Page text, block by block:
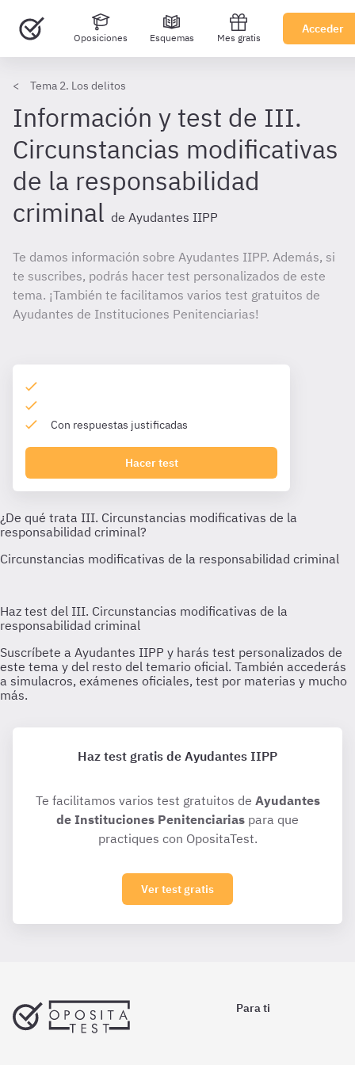
Oposiciones Esquemas Mes gratis
Acceder
Tema 2. Los delitos
Información y test de III.
Circunstancias modificativas
de la responsabilidad
criminal de Ayudantes IIPP
Te damos información sobre Ayudantes IIPP. Además, si
te suscribes, podrás hacer test personalizados de este
tema. ¡También te facilitamos varios test gratuitos de
Ayudantes de Instituciones Penitenciarias!
Con respuestas justificadas
Hacer test
Haz test gratis de Ayudantes IIPP
Te facilitamos varios test gratuitos de Ayudantes
de Instituciones Penitenciarias para que
practiques con OpositaTest.
Ver test gratis
Para ti